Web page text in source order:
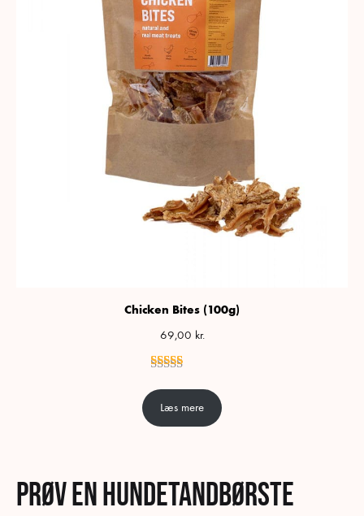
Chicken Bites (100g)
69,00 kr.
Læs mere
Prøv en hundetandbørste